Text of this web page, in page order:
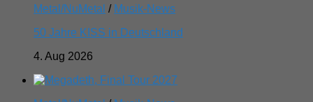
Metal/NuMetal / Musik-News
50 Jahre KISS in Deutschland
4. Aug 2026